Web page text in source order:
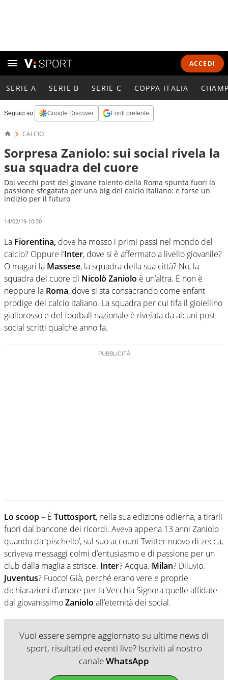
ACCEDI
SERIE A SERIE B SERIE C COPPA ITALIA
Seguici su: Google Discover Fonti preferite
CALCIO
Sorpresa Zaniolo: sui social rivela la
sua squadra del cuore
Dai vecchi post del giovane talento della Roma spunta fuori la
passione sfegatata per una big del calcio italiano: e forse un
indizio per il futuro
14/02/19 10:30
La Fiorentina, dove ha mosso i primi passi nel mondo del
calcio? Oppure l’Inter, dove si è affermato a livello giovanile?
O magari la Massese, la squadra della sua città? No, la
squadra del cuore di Nicolò Zaniolo è un’altra. E non è
neppure la Roma, dove si sta consacrando come enfant
prodige del calcio italiano. La squadra per cui tifa il gioiellino
giallorosso e del football nazionale è rivelata da alcuni post
social scritti qualche anno fa.
Lo scoop– È Tuttosport, nella sua edizione odierna, a tirarli
fuori dal bancone dei ricordi. Aveva appena 13 anni Zaniolo
quando da ‘pischello’, sul suo account Twitter nuovo di zecca,
scriveva messaggi colmi d’entusiasmo e di passione per un
club dalla maglia a strisce. Inter? Acqua. Milan? Diluvio.
Juventus? Fuoco! Già, perché erano vere e proprie
dichiarazioni d’amore per la Vecchia Signora quelle affidate
dal giovanissimoZaniolo all’eternità dei social.
Vuoi essere sempre aggiornato su ultime news di
sport, risultati ed eventi live? Iscriviti al nostro
canaleWhatsApp